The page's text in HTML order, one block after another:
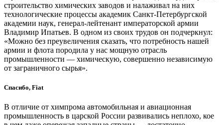
строительство химических заводов и налаживал на них
технологические процессы академик Санкт-Петербургской
академии наук, генерал-лейтенант императорской армии
Владимир Ипатьев. В одном из своих трудов он подчеркнул:
«Можно без преувеличения сказать, что потребность нашей
армии и флота породила у нас мощную отрасль
промышленности — ​химическую, совершенно независимую
от заграничного сырья».
Спасибо, Fiat
В отличие от химпрома автомобильная и авиационная
промышленность в царской России развивались неплохо, кое